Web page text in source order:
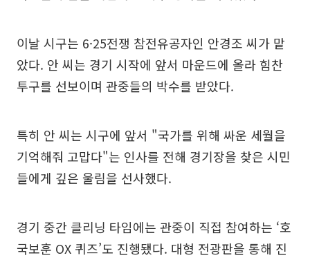
이날 시구는 6·25전쟁 참전유공자인 안경조 씨가 맡
았다. 안 씨는 경기 시작에 앞서 마운드에 올라 힘찬
투구를 선보이며 관중들의 박수를 받았다.
특히 안 씨는 시구에 앞서 "국가를 위해 싸운 세월을
기억해줘 고맙다"는 인사를 전해 경기장을 찾은 시민
들에게 깊은 울림을 선사했다.
경기 중간 클리닝 타임에는 관중이 직접 참여하는 ‘호
국보훈 OX 퀴즈’도 진행됐다. 대형 전광판을 통해 진